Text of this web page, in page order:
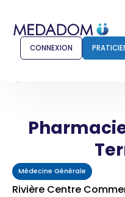
Comment ça
Pour les patients
Pharmacien
CONNEXION
Pharmacie
Médecine Générale
Rivière Centre